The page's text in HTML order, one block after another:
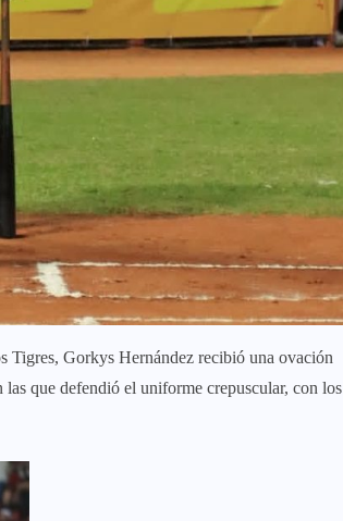
Tigres, Gorkys Hernández recibió una ovación
que defendió el uniforme crepuscular, con los